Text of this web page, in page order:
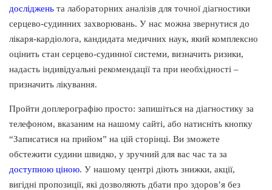
досліджень та лабораторних аналізів для точної діагностики
серцево-судинних захворювань. У нас можна звернутися до
лікаря-кардіолога, кандидата медичних наук, який комплексно
оцінить стан серцево-судинної системи, визначить ризики,
надасть індивідуальні рекомендації та при необхідності –
призначить лікування.
Пройти доплерографію просто: запишіться на діагностику за
телефоном, вказаним на нашому сайті, або натисніть кнопку
“Записатися на прийом” на цій сторінці. Ви зможете
обстежити судини швидко, у зручний для вас час та за
доступною ціною. У нашому центрі діють знижки, акції,
вигідні пропозиції, які дозволяють дбати про здоров’я без